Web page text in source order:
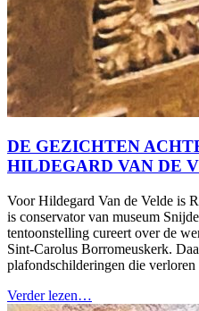
DE GEZICHTEN
HILDEGARD VAN DE
Voor Hildegard Van de Velde is
is conservator van museum
tentoonstelling cureert over de
Sint-Carolus Borromeuskerk.
plafondschilderingen die
Verder lezen…